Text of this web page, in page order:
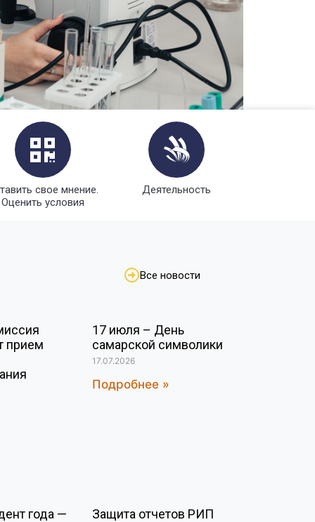
свое мнение.
Оценить условия
Деятельность
Все новости
прием
17 июля – День
самарской символики
17.07.2026
Подробнее »
года —
Защита отчетов РИП